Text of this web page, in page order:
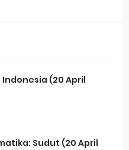
(20 April
Sudut (20 April